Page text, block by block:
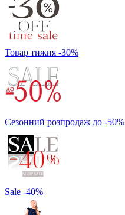
Товар тижня -30%
Сезонний розпродаж до -50%
Sale -40%